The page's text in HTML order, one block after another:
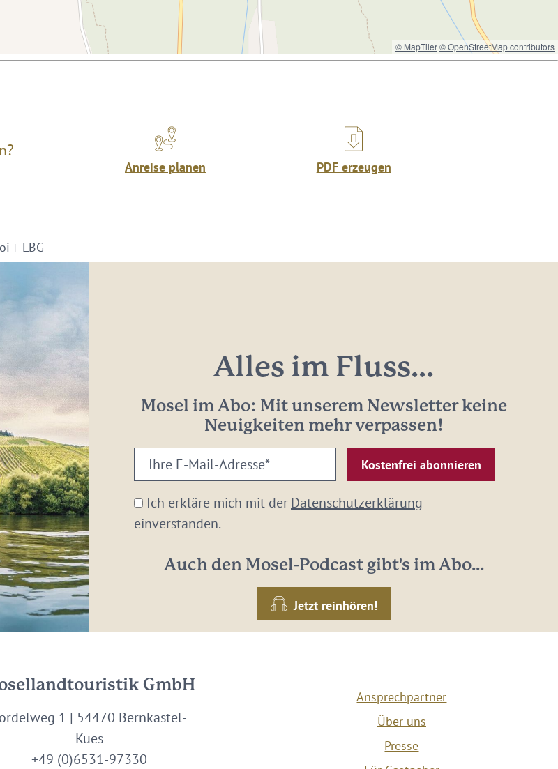
© MapTiler© OpenStreetMap contributors
Anreise planen PDF erzeugen
LBG -
Alles im Fluss...
Mosel im Abo: Mit unserem Newsletter keine
Neuigkeiten mehr verpassen!
Ihre
E-
Mail-
Adresse:
Ich erkläre mich mit derDatenschutzerklärung
einverstanden.
Auch den Mosel-Podcast gibt's im Abo...
Jetzt reinhören!
GmbH
1 | 54470 Bernkastel-
Kues
+49 (0)6531-97330
Ansprechpartner
Über uns
Presse